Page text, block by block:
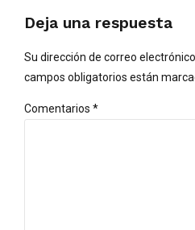
Deja una respuesta
Su dirección de correo
campos obligatorios están
Comentarios *